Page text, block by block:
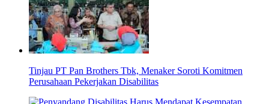
Tinjau PT Pan Brothers Tbk, Menaker Soroti Komitmen
Perusahaan Pekerjakan Disabilitas